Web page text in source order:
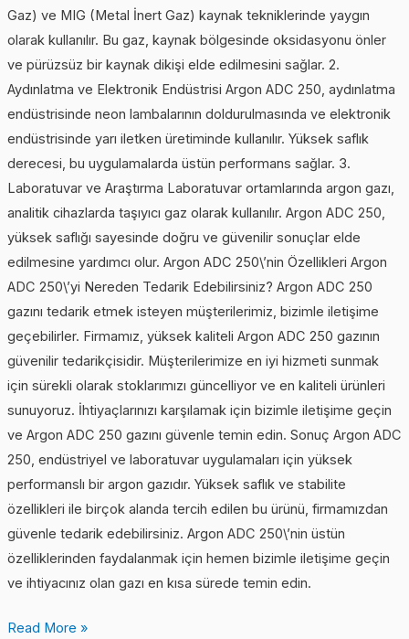
Gaz) ve MIG (Metal İnert Gaz) kaynak tekniklerinde yaygın
olarak kullanılır. Bu gaz, kaynak bölgesinde oksidasyonu önler
ve pürüzsüz bir kaynak dikişi elde edilmesini sağlar. 2.
Aydınlatma ve Elektronik Endüstrisi Argon ADC 250, aydınlatma
endüstrisinde neon lambalarının doldurulmasında ve elektronik
endüstrisinde yarı iletken üretiminde kullanılır. Yüksek saflık
derecesi, bu uygulamalarda üstün performans sağlar. 3.
Laboratuvar ve Araştırma Laboratuvar ortamlarında argon gazı,
analitik cihazlarda taşıyıcı gaz olarak kullanılır. Argon ADC 250,
yüksek saflığı sayesinde doğru ve güvenilir sonuçlar elde
edilmesine yardımcı olur. Argon ADC 250\’nin Özellikleri Argon
ADC 250\’yi Nereden Tedarik Edebilirsiniz? Argon ADC 250
gazını tedarik etmek isteyen müşterilerimiz, bizimle iletişime
geçebilirler. Firmamız, yüksek kaliteli Argon ADC 250 gazının
güvenilir tedarikçisidir. Müşterilerimize en iyi hizmeti sunmak
için sürekli olarak stoklarımızı güncelliyor ve en kaliteli ürünleri
sunuyoruz. İhtiyaçlarınızı karşılamak için bizimle iletişime geçin
ve Argon ADC 250 gazını güvenle temin edin. Sonuç Argon ADC
250, endüstriyel ve laboratuvar uygulamaları için yüksek
performanslı bir argon gazıdır. Yüksek saflık ve stabilite
özellikleri ile birçok alanda tercih edilen bu ürünü, firmamızdan
güvenle tedarik edebilirsiniz. Argon ADC 250\’nin üstün
özelliklerinden faydalanmak için hemen bizimle iletişime geçin
ve ihtiyacınız olan gazı en kısa sürede temin edin.
Read More »